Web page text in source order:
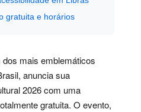
gratuita e horários
mais emblemáticos
anuncia sua
2026 com uma
gratuita. O evento,